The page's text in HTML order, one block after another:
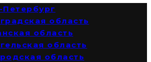
Петербург
область
область
область
область